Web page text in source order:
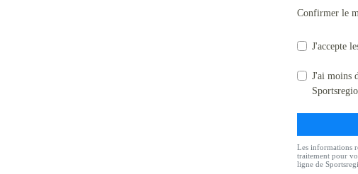
Confirmer le
J'accepte
J'ai moins
Les informations
traitement pour
ligne de